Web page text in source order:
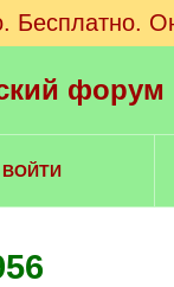
Бесплатно.
ВОЙТИ